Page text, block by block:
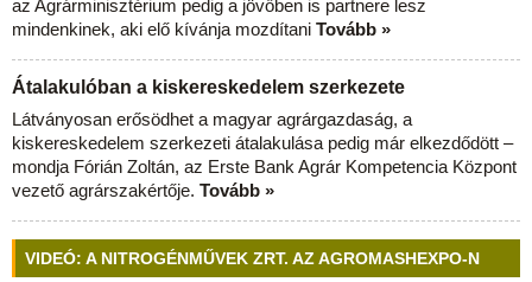
az Agrárminisztérium pedig a jövőben is partnere lesz
mindenkinek, aki elő kívánja mozdítani Tovább »
Átalakulóban a kiskereskedelem szerkezete
Látványosan erősödhet a magyar agrárgazdaság, a
kiskereskedelem szerkezeti átalakulása pedig már elkezdődött –
mondja Fórián Zoltán, az Erste Bank Agrár Kompetencia Központ
vezető agrárszakértője. Tovább »
VIDEÓ: A NITROGÉNMŰVEK ZRT. AZ AGROMASHEXPO-N